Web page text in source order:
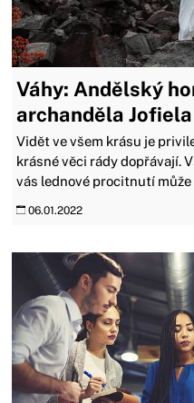
Váhy: Andělský
archanděla Jofiela
Vidět ve všem krásu je
krásné věci rády dopřávají.
vás lednové procitnutí
06.01.2022